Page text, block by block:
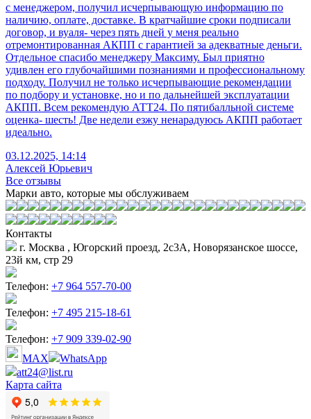
с менеджером, получил исчерпывающую информацию по
наличию, оплате, доставке. В кратчайшие сроки подписали
договор, и вуаля- через пять дней у меня реально
отремонтированная АКПП с гарантией за адекватные деньги.
Отдельное спасибо менеджеру Максиму. Был приятно
удивлен его глубочайшими познаниями и профессиональному
подходу. Получил не только исчерпывающие рекомендации
по подбору и установке, но и по дальнейшей эксплуатации
АКПП. Всем рекомендую АТТ24. По пятибалльной системе
оценка- шесть! Две недели езжу ненарадуюсь АКПП работает
идеально.
03.12.2025, 14:14
Алексей Юрьевич
Все отзывы
Марки авто, которые мы обслуживаем
Контакты
г. Москва , Югорский проезд, 2с3А, Новорязанское шоссе,
23й км, стр 29
Телефон: +7 964 557-70-00
Телефон: +7 495 215-18-61
Телефон: +7 909 339-02-90
MAX
WhatsApp
att24@list.ru
Карта сайта